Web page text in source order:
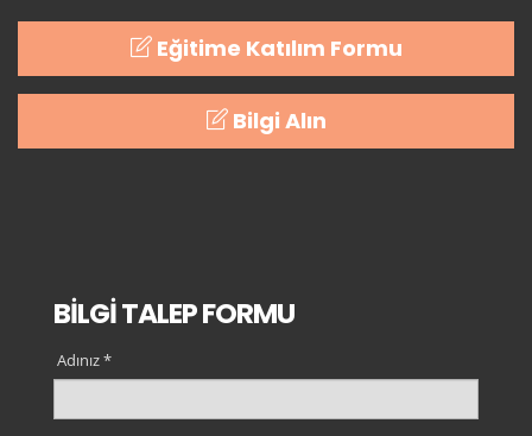
Eğitime Katılım Formu
Bilgi Alın
BİLGİ TALEP FORMU
Adınız *